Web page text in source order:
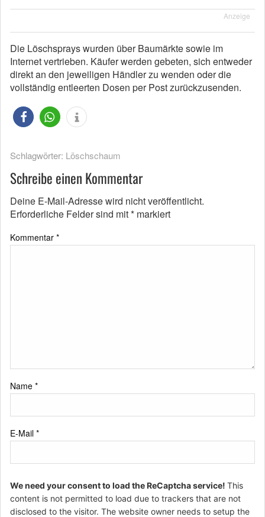
Anzeige
Die Löschsprays wurden über Baumärkte sowie im
Internet vertrieben. Käufer werden gebeten, sich entweder
direkt an den jeweiligen Händler zu wenden oder die
vollständig entleerten Dosen per Post zurückzusenden.
Schlagwörter: Löschschaum
Schreibe einen Kommentar
Deine E-Mail-Adresse wird nicht veröffentlicht.
Erforderliche Felder sind mit* markiert
Kommentar *
Name *
E-Mail *
We need your consent to load the ReCaptcha service! This
content is not permitted to load due to trackers that are not
disclosed to the visitor. The website owner needs to setup the